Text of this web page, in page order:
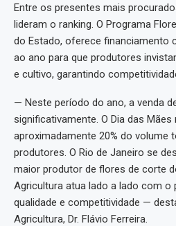
Entre os presentes mais
lideram o ranking. O Programa
do Estado, oferece financiamento
ao ano para que produtores
e cultivo, garantindo
— Neste período do ano, a venda
significativamente. O Dia das Mães
aproximadamente 20% do volume
produtores. O Rio de Janeiro se
maior produtor de flores de corte
Agricultura atua lado a lado com o
qualidade e competitividade —
Agricultura, Dr. Flávio Ferreira.